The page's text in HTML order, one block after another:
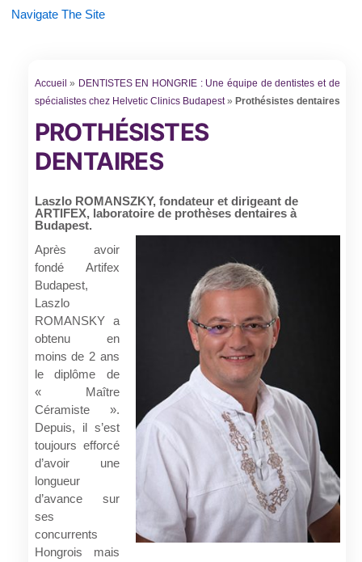
Danmark
Norge
Navigate The Site
Accueil » DENTISTES EN HONGRIE : Une équipe de dentistes et de
spécialistes chez Helvetic Clinics Budapest» Prothésistes dentaires
PROTHÉSISTES
DENTAIRES
Laszlo ROMANSZKY, fondateur et dirigeant de
ARTIFEX, laboratoire de prothèses dentaires à
Budapest.
Après avoir
fondé Artifex
Budapest,
Laszlo
ROMANSKY a
obtenu en
moins de 2 ans
le diplôme de
« Maître
Céramiste ».
Depuis, il s’est
toujours efforcé
d’avoir une
longueur
d’avance sur
ses
concurrents
Hongrois mais